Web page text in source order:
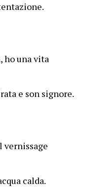
ho una vita
e son signore.
vernissage
calda.